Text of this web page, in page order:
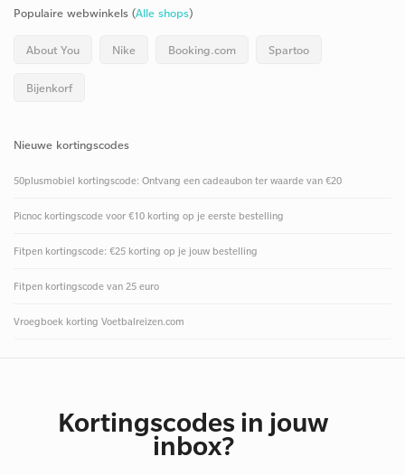
Populaire webwinkels (Alle shops)
About You Nike Booking.com Spartoo
Bijenkorf
Nieuwe kortingscodes
50plusmobiel kortingscode: Ontvang een cadeaubon ter waarde van €20
Picnoc kortingscode voor €10 korting op je eerste bestelling
Fitpen kortingscode: €25 korting op je jouw bestelling
Fitpen kortingscode van 25 euro
Vroegboek korting Voetbalreizen.com
Kortingscodes in jouw
inbox?